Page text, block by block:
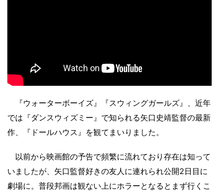
『ウォーターボーイズ』『スウィングガールズ』、近年
では『ダンスウィズミー』で知られる矢口史靖監督の最新
作、『ドールハウス』を観てまいりました。
以前から映画館の予告で頻繁に流れており存在は知って
いましたが、矢口監督好きの友人に連れられ公開2日目に
劇場に。普段邦画は観ない上にホラーとなるとまず行くこ